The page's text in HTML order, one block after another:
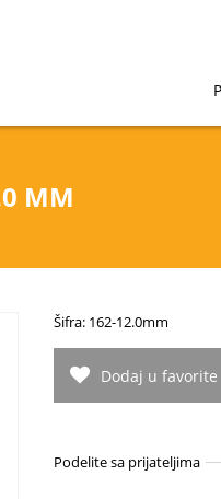
MM
Šifra: 162-12.0mm
Dodaj u favorite
Podelite sa prijateljima